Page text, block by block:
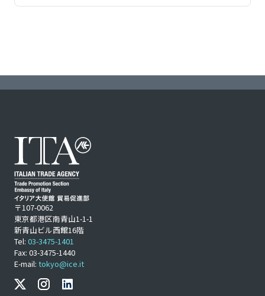
〒107-0062
東京都港区南青山1-1-1
新青山ビル西館16階
Tel: 03-3475-1401
Fax: 03-3475-1440
E-mail: tokyo@ice.it